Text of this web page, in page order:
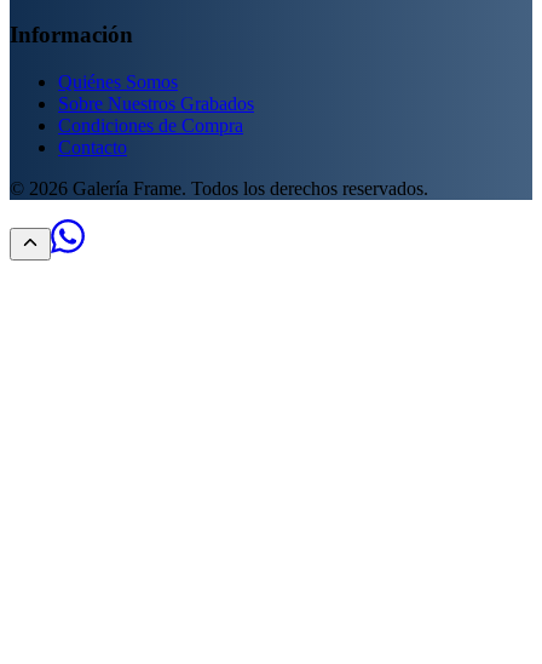
Información
Quiénes Somos
Sobre Nuestros Grabados
Condiciones de Compra
Contacto
© 2026 Galería Frame. Todos los derechos reservados.